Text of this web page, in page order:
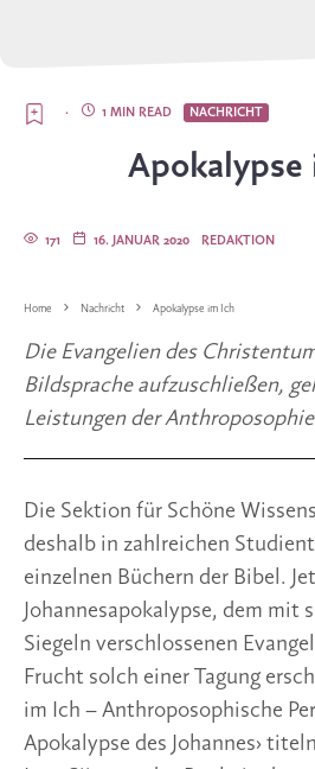
NACHRICHT
1 MIN READ
·
Apokalypse
REDAKTION
16. JANUAR 2020
171
Home Nachricht Apokalypse im Ich
Die Evangelien des
Bildsprache aufzuschließen,
Leistungen der
Die Sektion für Schöne
deshalb in zahlreichen
einzelnen Büchern der Bibel.
Johannesapokalypse, dem mit
Siegeln verschlossenen
Frucht solch einer Tagung
im Ich – Anthroposophische
Apokalypse des Johannes›